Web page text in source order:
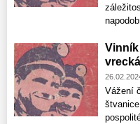
vrecká
Vážení